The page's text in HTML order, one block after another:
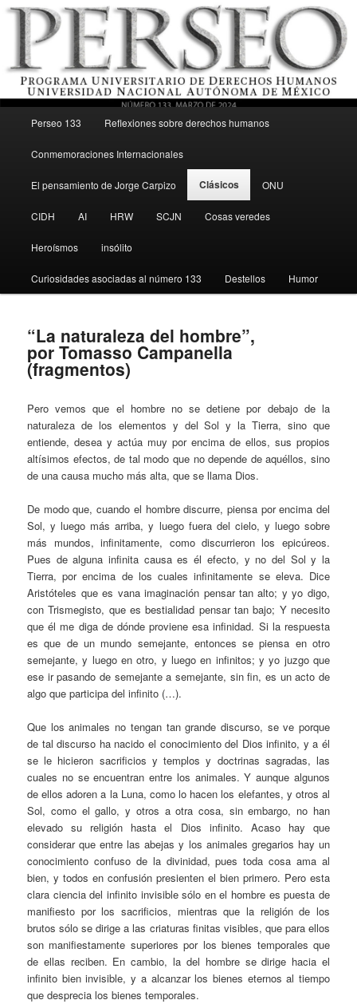
Perseo – PUDH UNAM
Ir al contenido secundario
Perseo 133 Reflexiones sobre derechos humanos
Conmemoraciones Internacionales
El pensamiento de Jorge Carpizo Clásicos ONU
CIDH AI HRW SCJN Cosas veredes
Heroísmos insólito
Curiosidades asociadas al número 133 Destellos Humor
“La naturaleza del hombre”,
por Tomasso Campanella
(fragmentos)
Pero vemos que el hombre no se detiene por debajo de la
naturaleza de los elementos y del Sol y la Tierra, sino que
entiende, desea y actúa muy por encima de ellos, sus propios
altísimos efectos, de tal modo que no depende de aquéllos, sino
de una causa mucho más alta, que se llama Dios.
De modo que, cuando el hombre discurre, piensa por encima del
Sol, y luego más arriba, y luego fuera del cielo, y luego sobre
más mundos, infinitamente, como discurrieron los epicúreos.
Pues de alguna infinita causa es él efecto, y no del Sol y la
Tierra, por encima de los cuales infinitamente se eleva. Dice
Aristóteles que es vana imaginación pensar tan alto; y yo digo,
con Trismegisto, que es bestialidad pensar tan bajo; Y necesito
que él me diga de dónde proviene esa infinidad. Si la respuesta
es que de un mundo semejante, entonces se piensa en otro
semejante, y luego en otro, y luego en infinitos; y yo juzgo que
ese ir pasando de semejante a semejante, sin fin, es un acto de
algo que participa del infinito (…).
Que los animales no tengan tan grande discurso, se ve porque
de tal discurso ha nacido el conocimiento del Dios infinito, y a él
se le hicieron sacrificios y templos y doctrinas sagradas, las
cuales no se encuentran entre los animales. Y aunque algunos
de ellos adoren a la Luna, como lo hacen los elefantes, y otros al
Sol, como el gallo, y otros a otra cosa, sin embargo, no han
elevado su religión hasta el Dios infinito. Acaso hay que
considerar que entre las abejas y los animales gregarios hay un
conocimiento confuso de la divinidad, pues toda cosa ama al
bien, y todos en confusión presienten el bien primero. Pero esta
clara ciencia del infinito invisible sólo en el hombre es puesta de
manifiesto por los sacrificios, mientras que la religión de los
brutos sólo se dirige a las criaturas finitas visibles, que para ellos
son manifiestamente superiores por los bienes temporales que
de ellas reciben. En cambio, la del hombre se dirige hacia el
infinito bien invisible, y a alcanzar los bienes eternos al tiempo
que desprecia los bienes temporales.